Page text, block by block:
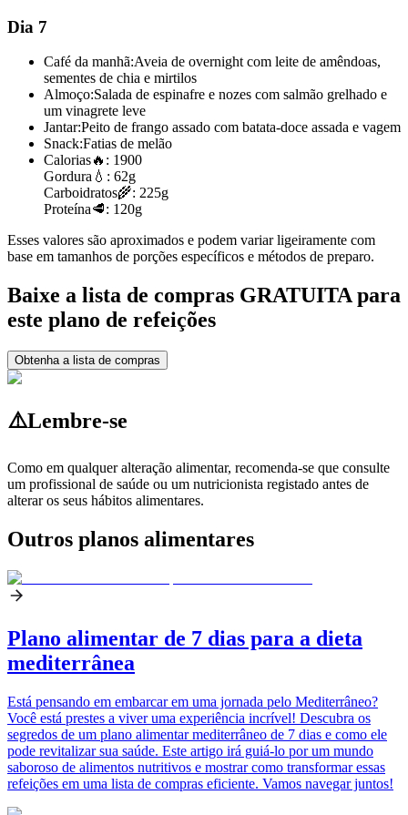
Dia 7
Café da manhã:Aveia de overnight com leite de amêndoas,
sementes de chia e mirtilos
Almoço:Salada de espinafre e nozes com salmão grelhado e
um vinagrete leve
Jantar:Peito de frango assado com batata-doce assada e vagem
Snack:Fatias de melão
Calorias🔥: 1900
Gordura 💧: 62g
Carboidratos🌾: 225g
Proteína🥩: 120g
Esses valores são aproximados e podem variar ligeiramente com
base em tamanhos de porções específicos e métodos de preparo.
Baixe a lista de compras GRATUITA para
este plano de refeições
Obtenha a lista de compras
⚠️Lembre-se
Como em qualquer alteração alimentar, recomenda-se que consulte
um profissional de saúde ou um nutricionista registado antes de
alterar os seus hábitos alimentares.
Outros planos alimentares
Plano alimentar de 7 dias para a dieta
mediterrânea
Está pensando em embarcar em uma jornada pelo Mediterrâneo?
Você está prestes a viver uma experiência incrível! Descubra os
segredos de um plano alimentar mediterrâneo de 7 dias e como ele
pode revitalizar sua saúde. Este artigo irá guiá-lo por um mundo
saboroso de alimentos nutritivos e mostrar como transformar essas
refeições em uma lista de compras eficiente. Vamos navegar juntos!